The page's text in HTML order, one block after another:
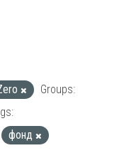
Groups:
фонд